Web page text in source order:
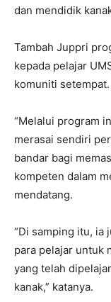
dan mendidik
Tambah Juppri
kepada pelajar
komuniti setempat.
“Melalui program
merasai sendiri
bandar bagi
kompeten dalam
mendatang.
“Di samping itu, ia
para pelajar untuk
yang telah
kanak,” katanya.